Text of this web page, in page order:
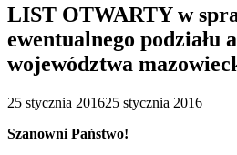
LIST OTWARTY w
ewentualnego podziału
województwa
25 stycznia 201625 stycznia 2016
Szanowni Państwo!